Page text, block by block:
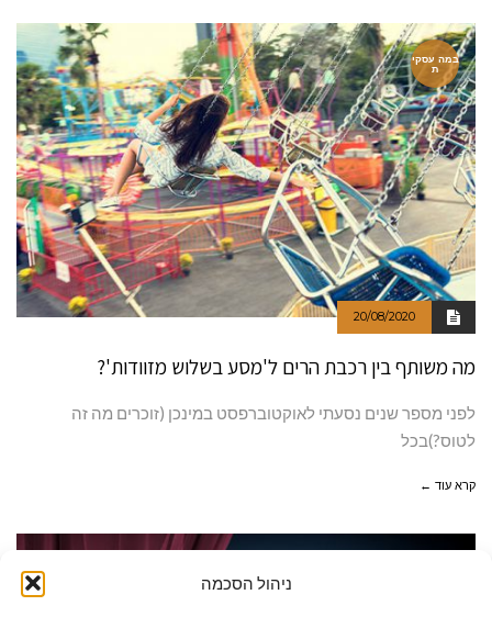
ניהול הסכמה
במה עסקי
ת
20/08/2020
מה משותף בין רכבת הרים ל'מסע בשלוש מזוודות'?
לפני מספר שנים נסעתי לאוקטוברפסט במינכן (זוכרים מה זה
לטוס?)בכל
קרא עוד ←